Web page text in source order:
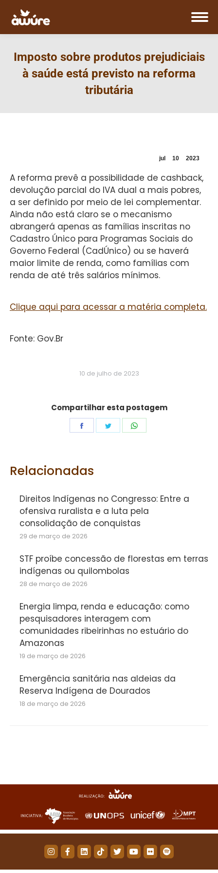
Imposto sobre produtos prejudiciais
à saúde está previsto na reforma
tributária
jul 10 2023
A reforma prevê a possibilidade de cashback,
devolução parcial do IVA dual a mais pobres,
a ser definido por meio de lei complementar.
Ainda não está claro se o mecanismo
abrangerá apenas as famílias inscritas no
Cadastro Único para Programas Sociais do
Governo Federal (CadÚnico) ou se haverá
maior limite de renda, como famílias com
renda de até três salários mínimos.
Clique aqui para acessar a matéria completa.
Fonte: Gov.Br
10 de julho de 2023
Compartilhar esta postagem
Share
Share
Relacionadas
Direitos Indígenas no Congresso: Entre a
ofensiva ruralista e a luta pela
consolidação de conquistas
29 de março de 2026
STF proíbe concessão de florestas em terras
indígenas ou quilombolas
28 de março de 2026
Energia limpa, renda e educação: como
pesquisadores interagem com
comunidades ribeirinhas no estuário do
Amazonas
19 de março de 2026
Emergência sanitária nas aldeias da
Reserva Indígena de Dourados
18 de março de 2026